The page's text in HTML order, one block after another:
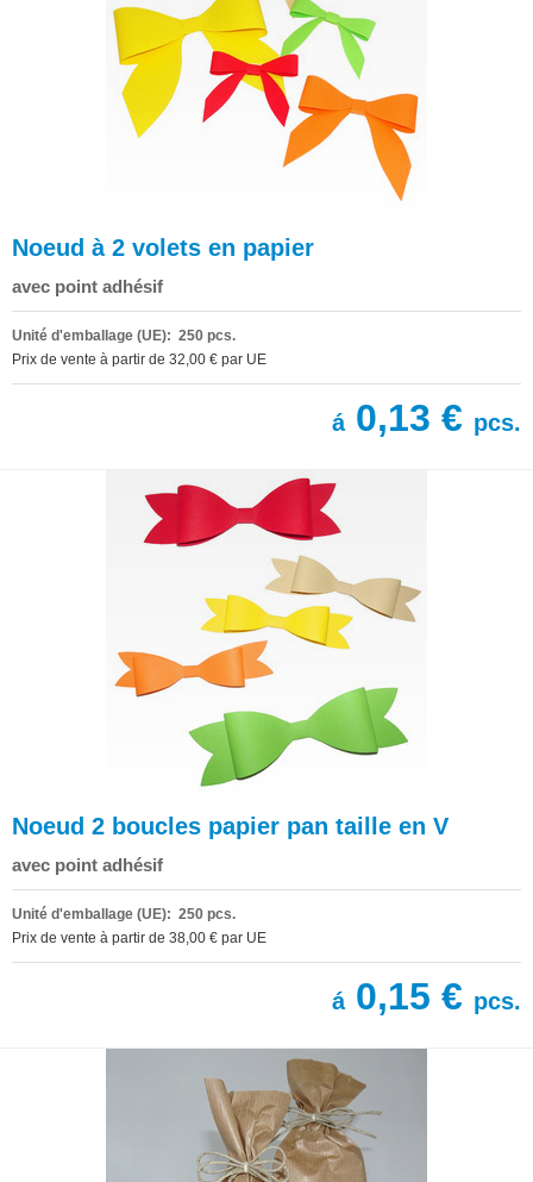
Noeud à 2 volets en papier
avec point adhésif
Unité d'emballage (UE): 250 pcs.
Prix de vente à partir de 32,00 € par UE
á0,13 € pcs.
Noeud 2 boucles papier pan taille en V
avec point adhésif
Unité d'emballage (UE): 250 pcs.
Prix de vente à partir de 38,00 € par UE
á0,15 € pcs.